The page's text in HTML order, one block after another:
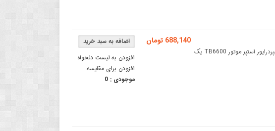
افزودن به لیست دلخواه
افزودن برای مقایسه
موجودی :0
688,140 تومان
درایور استپر موتور TB6600 با بدنه پلاستیکی 4 آمپردرایور استپر موتور TB6600 یک